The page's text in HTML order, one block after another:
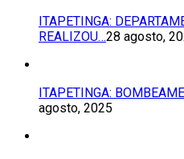
ITAPETINGA:
REALIZOU…28 agosto,
ITAPETINGA:
agosto, 2025